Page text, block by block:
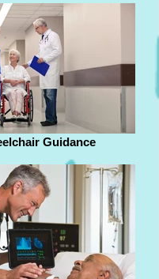
Guidance